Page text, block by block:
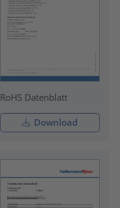
RoHS Datenblatt
Download